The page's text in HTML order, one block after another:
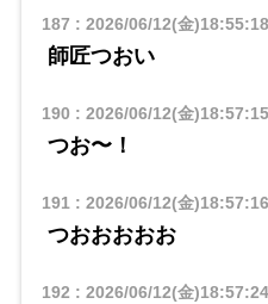
187 : 2026/06/12(金)18:55:18
師匠つおい
190 : 2026/06/12(金)18:57:15
つお〜！
191: 2026/06/12(金)18:57:16
つおおおおお
192 : 2026/06/12(金)18:57:24